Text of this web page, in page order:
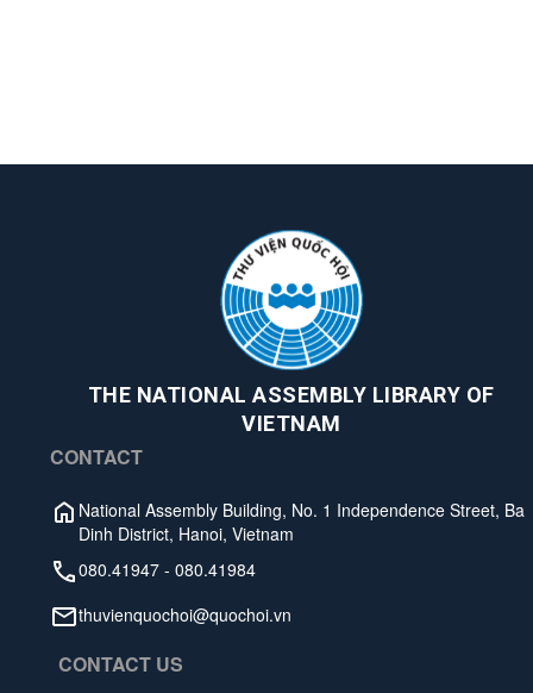
THE NATIONAL ASSEMBLY LIBRARY OF
VIETNAM
CONTACT
National Assembly Building, No. 1 Independence Street, Ba
Dinh District, Hanoi, Vietnam
080.41947 - 080.41984
thuvienquochoi@quochoi.vn
CONTACT US